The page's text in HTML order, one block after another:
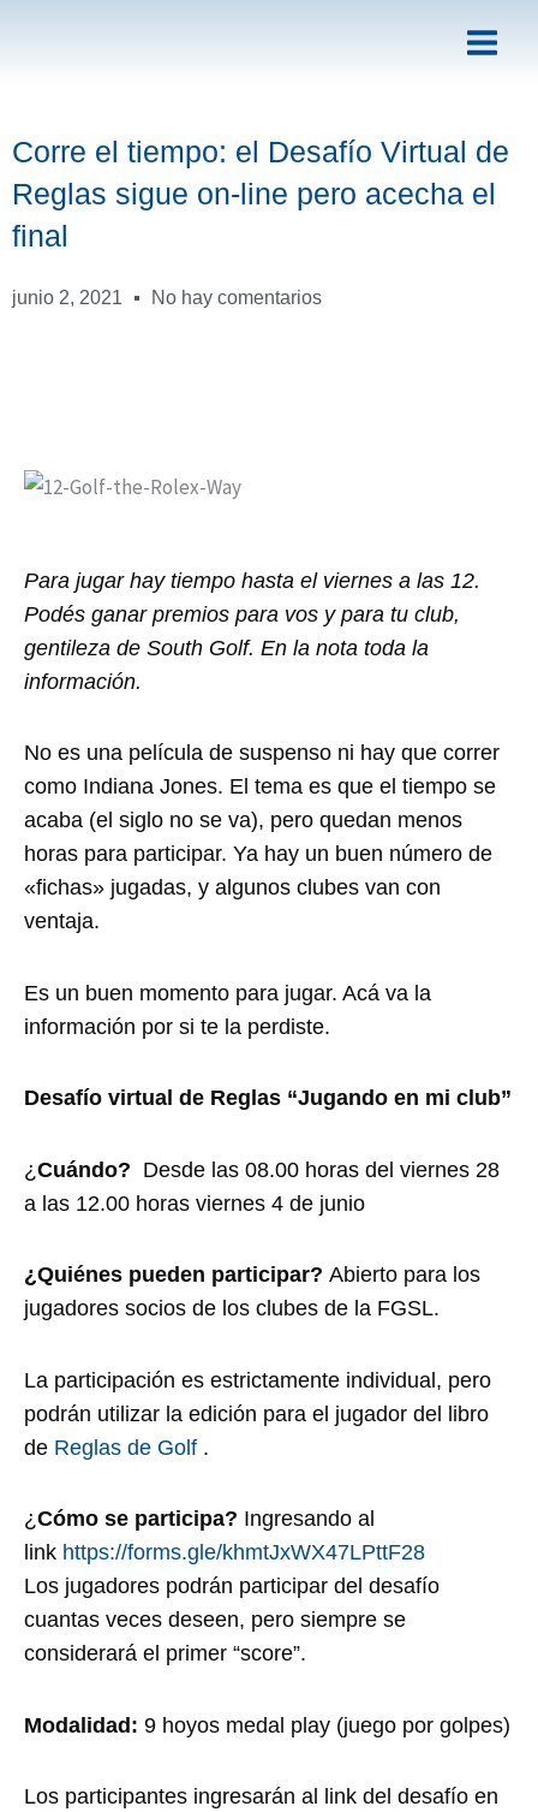
Corre el tiempo: el Desafío Virtual de
Reglas sigue on-line pero acecha el
final
junio 2, 2021 No hay comentarios
Para jugar hay tiempo hasta el viernes a las 12.
Podés ganar premios para vos y para tu club,
gentileza de South Golf. En la nota toda la
información.
No es una película de suspenso ni hay que correr
como Indiana Jones. El tema es que el tiempo se
acaba (el siglo no se va), pero quedan menos
horas para participar. Ya hay un buen número de
«fichas» jugadas, y algunos clubes van con
ventaja.
Es un buen momento para jugar. Acá va la
información por si te la perdiste.
Desafío virtual de Reglas “Jugando en mi club”
¿ Cuándo? Desde las 08.00 horas del viernes 28
a las 12.00 horas viernes 4 de junio
¿Quiénes pueden participar? Abierto para los
jugadores socios de los clubes de la FGSL.
La participación es estrictamente individual, pero
podrán utilizar la edición para el jugador del libro
de Reglas de Golf .
¿Cómo se participa? Ingresando al
link https://forms.gle/khmtJxWX47LPttF28
Los jugadores podrán participar del desafío
cuantas veces deseen, pero siempre se
considerará el primer “score”.
Modalidad: 9 hoyos medal play (juego por golpes)
Los participantes ingresarán al link del desafío en